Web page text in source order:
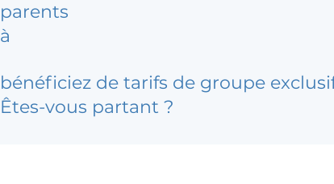
parents
à
bénéficiez de tarifs de groupe
Êtes-vous partant ?